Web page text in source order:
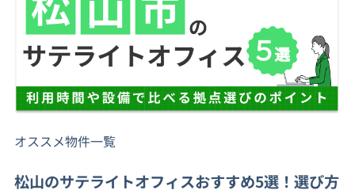
オススメ物件一覧
松山のサテライトオフィスおすすめ5選！選び方